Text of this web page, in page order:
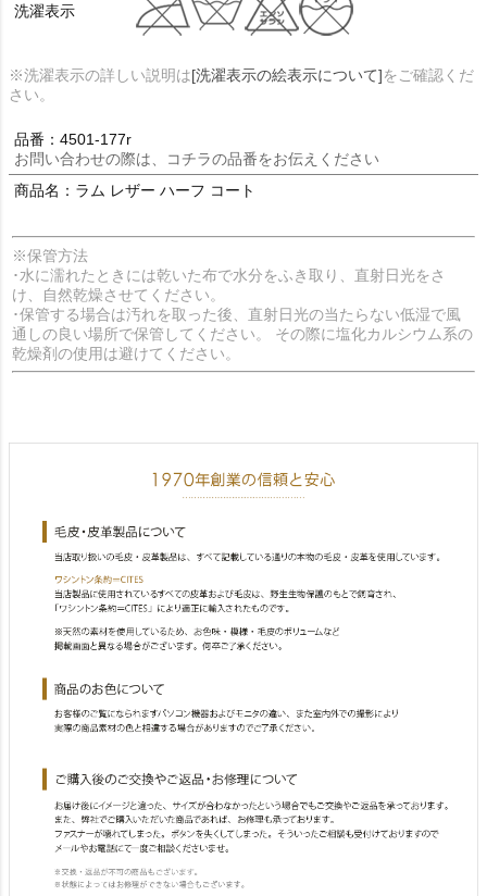
洗濯表示
※洗濯表示の詳しい説明は[洗濯表示の絵表示について]をご確認くだ
さい。
品番：4501-177r
お問い合わせの際は、コチラの品番をお伝えください
商品名：ラム レザー ハーフ コート
※保管方法
･水に濡れたときには乾いた布で水分をふき取り、直射日光をさ
け、自然乾燥させてください。
･保管する場合は汚れを取った後、直射日光の当たらない低湿で風
通しの良い場所で保管してください。 その際に塩化カルシウム系の
乾燥剤の使用は避けてください。